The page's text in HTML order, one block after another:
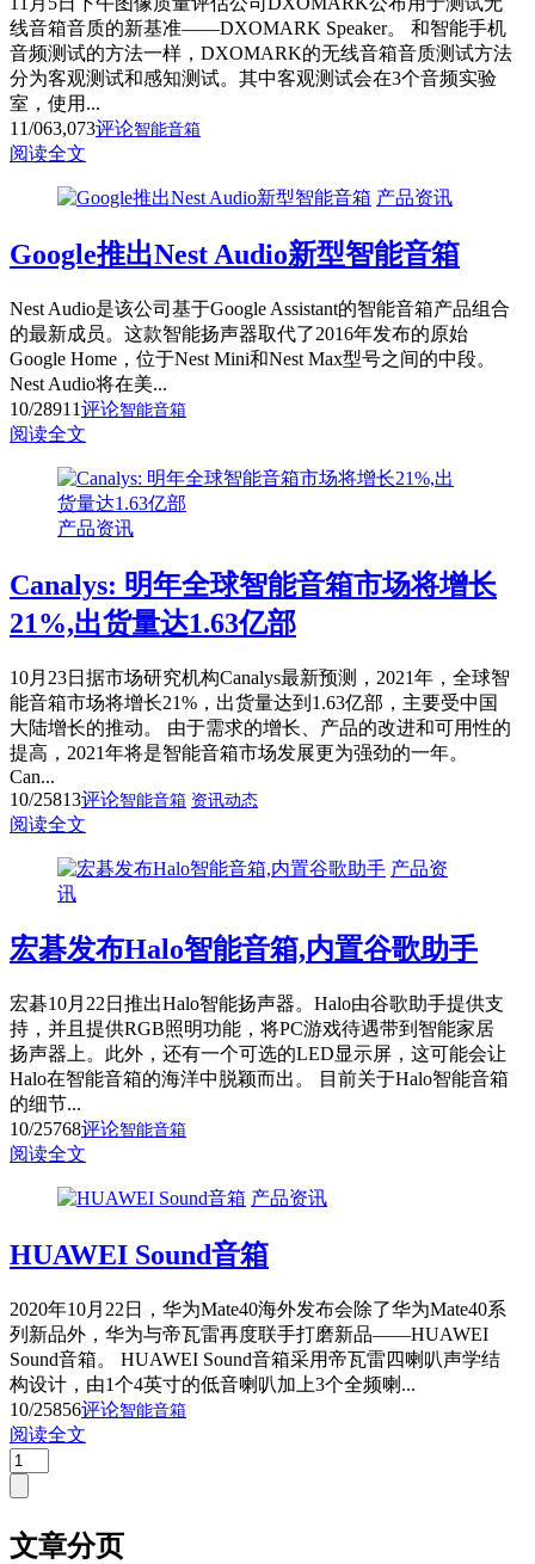
线音箱音质的新基准——DXOMARK Speaker。 和智能手机
音频测试的方法一样，DXOMARK的无线音箱音质测试方法
分为客观测试和感知测试。其中客观测试会在3个音频实验
室，使用...
11/063,073评论智能音箱
阅读全文
产品资讯
Google推出Nest Audio新型智能音箱
Nest Audio是该公司基于Google Assistant的智能音箱产品组合
的最新成员。这款智能扬声器取代了2016年发布的原始
Google Home，位于Nest Mini和Nest Max型号之间的中段。
Nest Audio将在美...
10/28911评论智能音箱
阅读全文
产品资讯
Canalys: 明年全球智能音箱市场将增长
21%,出货量达1.63亿部
10月23日据市场研究机构Canalys最新预测，2021年，全球智
能音箱市场将增长21%，出货量达到1.63亿部，主要受中国
大陆增长的推动。 由于需求的增长、产品的改进和可用性的
提高，2021年将是智能音箱市场发展更为强劲的一年。
Can...
10/25813评论智能音箱 资讯动态
阅读全文
产品资
讯
宏碁发布Halo智能音箱,内置谷歌助手
宏碁10月22日推出Halo智能扬声器。Halo由谷歌助手提供支
持，并且提供RGB照明功能，将PC游戏待遇带到智能家居
扬声器上。此外，还有一个可选的LED显示屏，这可能会让
Halo在智能音箱的海洋中脱颖而出。 目前关于Halo智能音箱
的细节...
10/25768评论智能音箱
阅读全文
产品资讯
HUAWEI Sound音箱
2020年10月22日，华为Mate40海外发布会除了华为Mate40系
列新品外，华为与帝瓦雷再度联手打磨新品——HUAWEI
Sound音箱。 HUAWEI Sound音箱采用帝瓦雷四喇叭声学结
构设计，由1个4英寸的低音喇叭加上3个全频喇...
10/25856评论智能音箱
阅读全文
文章分页